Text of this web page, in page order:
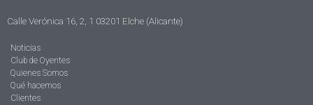
Calle Verónica 16, 2, 1 03201 Elche (Alicante)
Noticias
Club de Oyentes
Quienes Somos
Qué hacemos
Clientes